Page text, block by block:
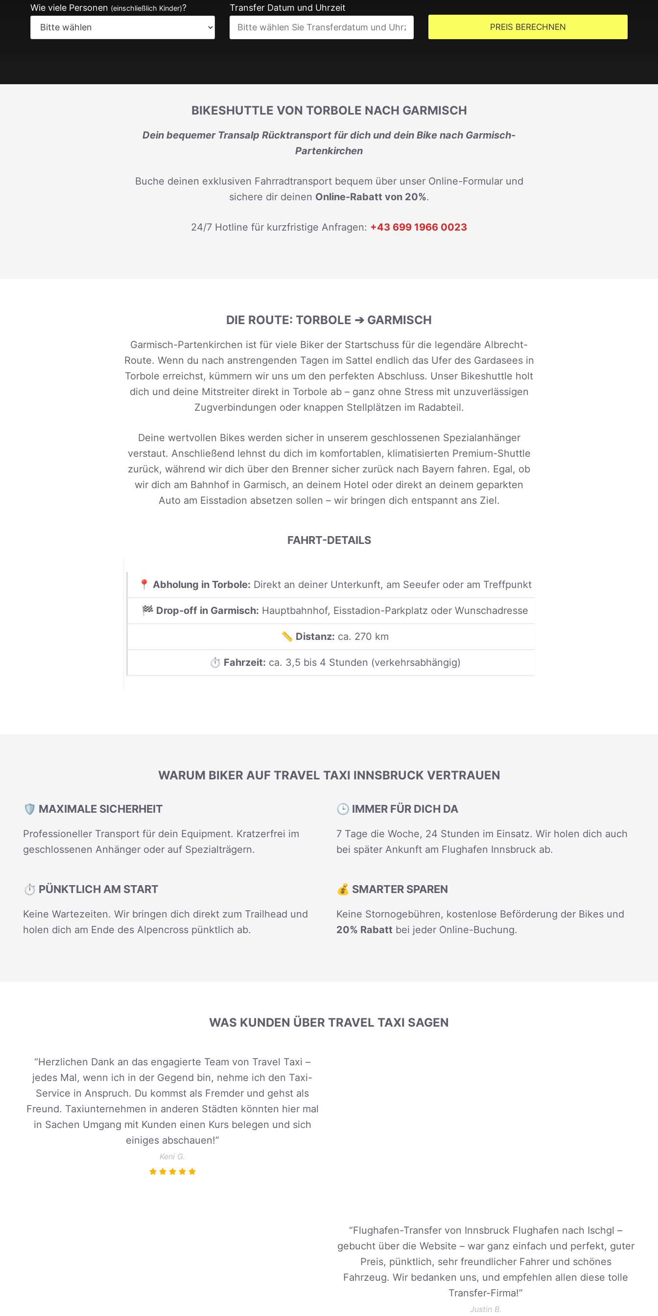
Wie viele Personen (einschließlich Kinder)? Transfer Datum und Uhrzeit
PREIS BERECHNEN
BIKESHUTTLE VON TORBOLE NACH GARMISCH
Dein bequemer Transalp Rücktransport für dich und dein Bike nach Garmisch-
Partenkirchen
Buche deinen exklusiven Fahrradtransport bequem über unser Online-Formular und
sichere dir deinen Online-Rabatt von 20%.
24/7 Hotline für kurzfristige Anfragen: +43 699 1966 0023
DIE ROUTE: TORBOLE ➔ GARMISCH
Garmisch-Partenkirchen ist für viele Biker der Startschuss für die legendäre Albrecht-
Route. Wenn du nach anstrengenden Tagen im Sattel endlich das Ufer des Gardasees in
Torbole erreichst, kümmern wir uns um den perfekten Abschluss. Unser Bikeshuttle holt
dich und deine Mitstreiter direkt in Torbole ab – ganz ohne Stress mit unzuverlässigen
Zugverbindungen oder knappen Stellplätzen im Radabteil.
Deine wertvollen Bikes werden sicher in unserem geschlossenen Spezialanhänger
verstaut. Anschließend lehnst du dich im komfortablen, klimatisierten Premium-Shuttle
zurück, während wir dich über den Brenner sicher zurück nach Bayern fahren. Egal, ob
wir dich am Bahnhof in Garmisch, an deinem Hotel oder direkt an deinem geparkten
Auto am Eisstadion absetzen sollen – wir bringen dich entspannt ans Ziel.
FAHRT-DETAILS
📍 Abholung in Torbole: Direkt an deiner Unterkunft, am Seeufer oder am Treffpunkt
🏁 Drop-off in Garmisch: Hauptbahnhof, Eisstadion-Parkplatz oder Wunschadresse
📏 Distanz: ca. 270 km
⏱️ Fahrzeit: ca. 3,5 bis 4 Stunden (verkehrsabhängig)
WARUM BIKER AUF TRAVEL TAXI INNSBRUCK VERTRAUEN
🛡️ MAXIMALE SICHERHEIT
Professioneller Transport für dein Equipment. Kratzerfrei im
geschlossenen Anhänger oder auf Spezialträgern.
⏱️ PÜNKTLICH AM START
Keine Wartezeiten. Wir bringen dich direkt zum Trailhead und
holen dich am Ende des Alpencross pünktlich ab.
🕒 IMMER FÜR DICH DA
7 Tage die Woche, 24 Stunden im Einsatz. Wir holen dich auch
bei später Ankunft am Flughafen Innsbruck ab.
💰 SMARTER SPAREN
Keine Stornogebühren, kostenlose Beförderung der Bikes und
20% Rabatt bei jeder Online-Buchung.
WAS KUNDEN ÜBER TRAVEL TAXI SAGEN
“Herzlichen Dank an das engagierte Team von Travel Taxi –
jedes Mal, wenn ich in der Gegend bin, nehme ich den Taxi-
Service in Anspruch. Du kommst als Fremder und gehst als
Freund. Taxiunternehmen in anderen Städten könnten hier mal
in Sachen Umgang mit Kunden einen Kurs belegen und sich
einiges abschauen!”
Keni G.
“Flughafen-Transfer von Innsbruck Flughafen nach Ischgl –
gebucht über die Website – war ganz einfach und perfekt, guter
Preis, pünktlich, sehr freundlicher Fahrer und schönes
Fahrzeug. Wir bedanken uns, und empfehlen allen diese tolle
Transfer-Firma!”
Justin B.